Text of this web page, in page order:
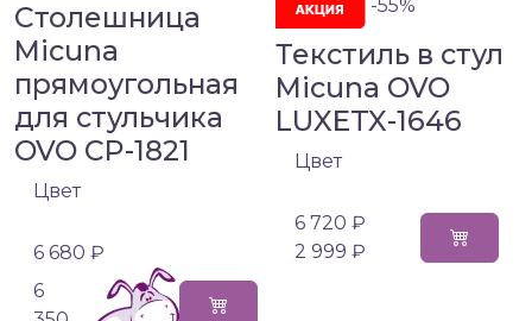
Столешница
Micuna
прямоугольная
для стульчика
OVO CP-1821
Цвет
6 680 ₽
6
-55%
Текстиль в стул
Micuna OVO
LUXETX-1646
Цвет
6 720 ₽
2 999 ₽